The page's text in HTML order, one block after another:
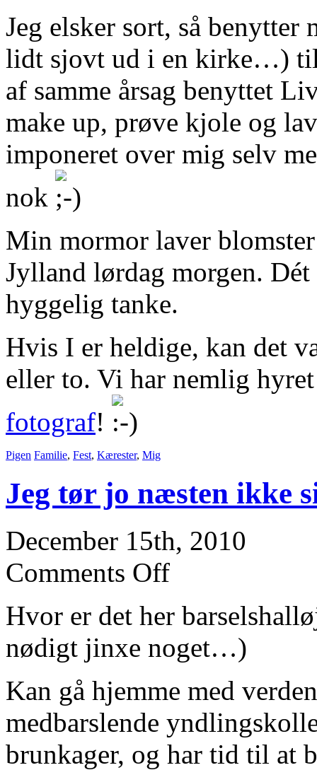
Jeg elsker sort, så
lidt sjovt ud i en kirke…) til
af samme årsag benyttet
make up, prøve kjole og
imponeret over mig selv
nok
Min mormor laver
Jylland lørdag morgen.
hyggelig tanke.
Hvis I er heldige, kan det
eller to. Vi har nemlig
fotograf!
Pigen Familie, Fest, Kærester, Mig
Jeg tør jo næsten ikke
December 15th, 2010
Comments Off
Hvor er det her
nødigt jinxe noget…)
Kan gå hjemme med
medbarslende
brunkager, og har tid til at